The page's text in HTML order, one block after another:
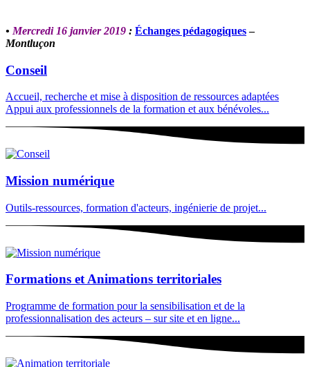
• Mercredi 16 janvier 2019 : Échanges pédagogiques–
Montluçon
Conseil
Accueil, recherche et mise à disposition de ressources adaptées
Appui aux professionnels de la formation et aux bénévoles...
Mission numérique
Outils-ressources, formation d'acteurs, ingénierie de projet...
Formations et Animations territoriales
Programme de formation pour la sensibilisation et de la
professionnalisation des acteurs – sur site et en ligne...